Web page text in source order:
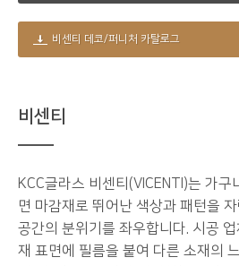
비센티 데코/퍼니처 카탈로그
비센티
KCC글라스 비센티(VICENTI)는 가
면 마감재로 뛰어난 색상과 패턴을
공간의 분위기를 좌우합니다. 시공
재 표면에 필름을 붙여 다른 소재의